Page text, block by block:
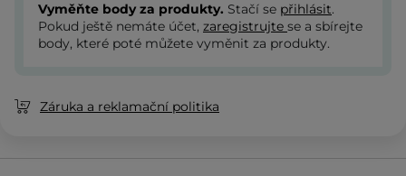
Vyměňte body za produkty. Stačí se přihlásit.
Pokud ještě nemáte účet, zaregistrujte se a sbírejte
body, které poté můžete vyměnit za produkty.
Záruka a reklamační politika